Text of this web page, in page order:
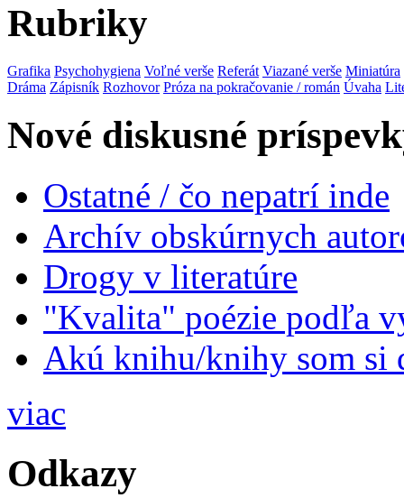
Rubriky
Grafika Psychohygiena Voľné verše Referát Viazané verše Miniatúra
Dráma Zápisník Rozhovor Próza na pokračovanie / román Úvaha
Nové diskusné
Ostatné / čo nepatrí inde
Archív obskúrnych
Drogy v literatúre
"Kvalita" poézie podľa
Akú knihu/knihy som si
viac
Odkazy